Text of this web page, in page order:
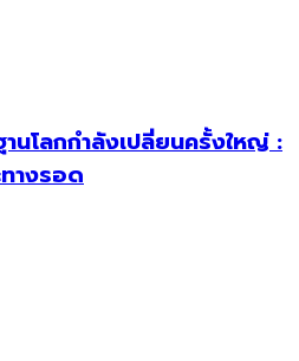
นโลกกำลังเปลี่ยนครั้งใหญ่ :
างรอด